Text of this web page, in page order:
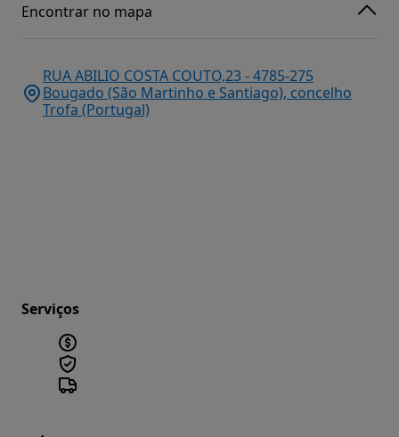
Encontrar no mapa
RUA ABILIO COSTA COUTO,23 - 4785-275
Bougado (São Martinho e Santiago), concelho
Trofa (Portugal)
Serviços